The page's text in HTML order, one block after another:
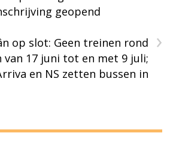
geopend
›
op slot: Geen treinen rond
van 17 juni tot en met 9 juli;
en NS zetten bussen in